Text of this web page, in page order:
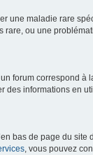
une maladie rare
rare, ou une
forum correspond à
des informations en
bas de page du site
, vous pouvez